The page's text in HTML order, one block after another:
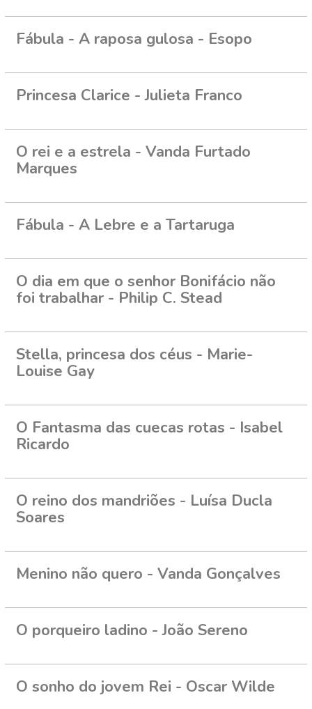
Fábula - A raposa gulosa - Esopo
Princesa Clarice - Julieta Franco
O rei e a estrela - Vanda Furtado
Marques
Fábula - A Lebre e a Tartaruga
O dia em que o senhor Bonifácio não
foi trabalhar - Philip C. Stead
Stella, princesa dos céus - Marie-
Louise Gay
O Fantasma das cuecas rotas - Isabel
Ricardo
O reino dos mandriões - Luísa Ducla
Soares
Menino não quero - Vanda Gonçalves
O porqueiro ladino - João Sereno
O sonho do jovem Rei - Oscar Wilde